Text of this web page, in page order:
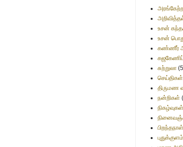
உசன்
உசன்
கண்ணீர்
சுற்றுலா
செய்திகள்
திருமண
நன்றிகள்
நிகழ்வுகள்